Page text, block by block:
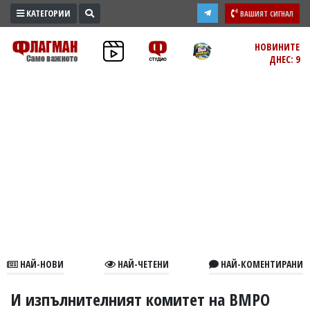
ПРОМО
ЗОНА
В
КАТЕГОРИИ ВАШИЯТ СИГНАЛ
НОВИНИТЕ
ДНЕС: 9
НАЙ-НОВИ НАЙ-ЧЕТЕНИ НАЙ-КОМЕНТИРАНИ
И изпълнителният комитет на ВМРО